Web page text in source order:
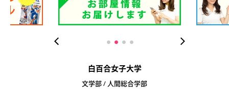
白百合女子大学
文学部 / 人間総合学部